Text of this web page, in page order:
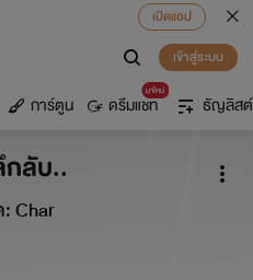
เปิดแอป
เข้าสู่ระบบ
การ์ตูน
มาใหม่
ดรีมแชท ธัญลิสต์
ลับ..
Char